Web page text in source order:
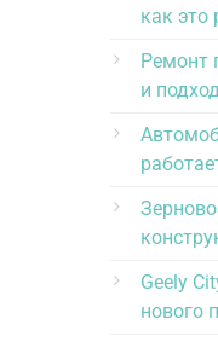
как это
Ремонт
и
Geely
нового